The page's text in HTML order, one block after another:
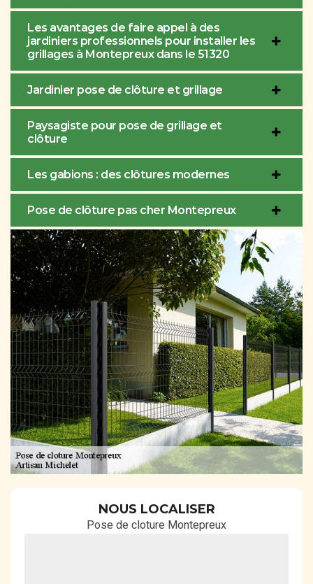
Les avantages de faire appel à des
jardiniers professionnels pour installer les
grillages à Montepreux dans le 51320
Jardinier pose de clôture et grillage
Paysagiste pour pose de grillage et
clôture
Les gabions : des clôtures modernes
Pose de clôture pas cher Montepreux
NOUS LOCALISER
Pose de cloture Montepreux